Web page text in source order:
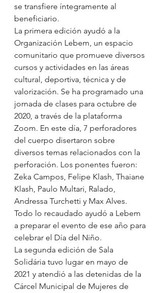
se transfiere íntegramente al
beneficiario.
La primera edición ayudó a la
Organización Lebem, un espacio
comunitario que promueve diversos
cursos y actividades en las áreas
cultural, deportiva, técnica y de
valorización. Se ha programado una
jornada de clases para octubre de
2020, a través de la plataforma
Zoom. En este día, 7 perforadores
del cuerpo disertaron sobre
diversos temas relacionados con la
perforación. Los ponentes fueron:
Zeka Campos, Felipe Klash, Thaiane
Klash, Paulo Multari, Ralado,
Andressa Turchetti y Max Alves.
Todo lo recaudado ayudó a Lebem
a preparar el evento de ese año para
celebrar el Día del Niño.
La segunda edición de Sala
Solidária tuvo lugar en mayo de
2021 y atendió a las detenidas de la
Cárcel Municipal de Mujeres de